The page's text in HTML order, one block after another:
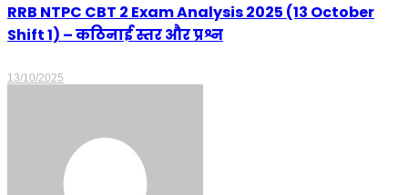
RRB NTPC CBT 2 Exam Analysis 2025 (13 October
Shift 1) – कठिनाई स्तर और प्रश्न
13/10/2025